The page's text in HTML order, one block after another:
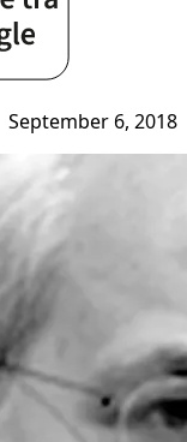
September 6, 2018